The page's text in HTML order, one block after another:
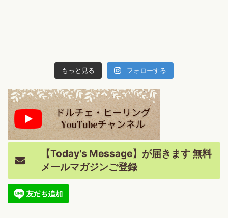
もっと見る フォローする
【Today's Message】が届きます 無料
メールマガジンご登録